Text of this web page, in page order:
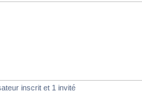
inscrit et 1 invité